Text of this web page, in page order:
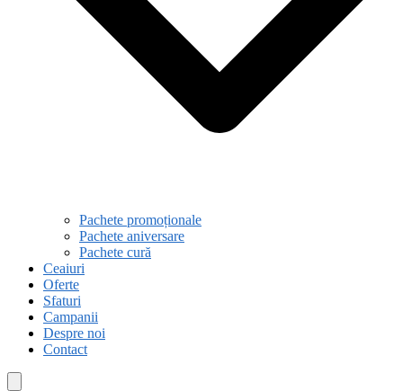
Pachete promoționale
Pachete aniversare
Pachete cură
Ceaiuri
Oferte
Sfaturi
Campanii
Despre noi
Contact